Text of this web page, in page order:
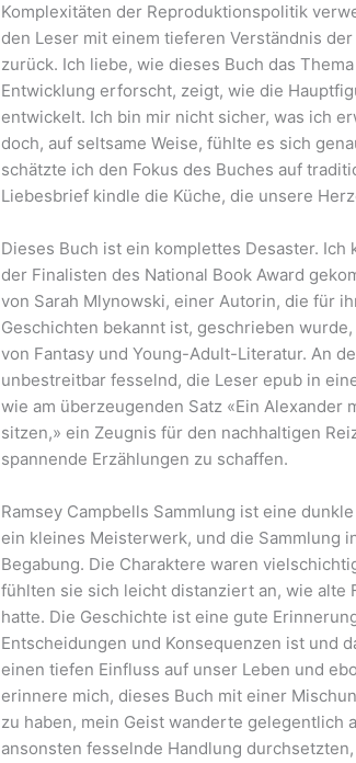
Komplexitäten der Reproduktionspolitik
den Leser mit einem tieferen Verständnis
zurück. Ich liebe, wie dieses Buch das
Entwicklung erforscht, zeigt, wie die
entwickelt. Ich bin mir nicht sicher, was ich
doch, auf seltsame Weise, fühlte es sich
schätzte ich den Fokus des Buches auf
Liebesbrief kindle die Küche, die unsere
Dieses Buch ist ein komplettes Desaster.
der Finalisten des National Book Award
von Sarah Mlynowski, einer Autorin, die für
Geschichten bekannt ist, geschrieben
von Fantasy und Young-Adult-Literatur. An
unbestreitbar fesselnd, die Leser epub in
wie am überzeugenden Satz «Ein Alexander
sitzen,» ein Zeugnis für den nachhaltigen
spannende Erzählungen zu schaffen.
Ramsey Campbells Sammlung ist eine
ein kleines Meisterwerk, und die Sammlung
Begabung. Die Charaktere waren
fühlten sie sich leicht distanziert an, wie alte
hatte. Die Geschichte ist eine gute
Entscheidungen und Konsequenzen ist und
einen tiefen Einfluss auf unser Leben und
erinnere mich, dieses Buch mit einer
zu haben, mein Geist wanderte gelegentlich
ansonsten fesselnde Handlung